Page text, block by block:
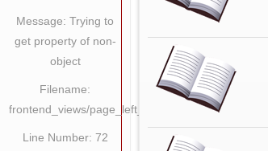
Message: Trying to
get property of non-
object
Filename:
frontend_views/page_left_content.php
Line Number: 72